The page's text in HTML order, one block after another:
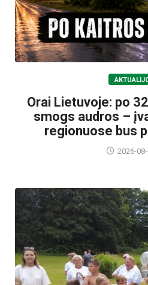
Orai Lietuvoje: po
smogs audros –
regionuose bus
2026-